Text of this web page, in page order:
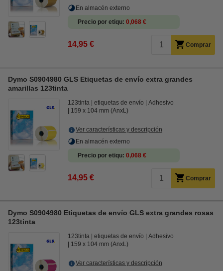
En almacén externo
Precio por etiqu 0,068 €
14,95 € Comprar
Dymo S0904980 GLS Etiquetas de envío extra grandes
amarillas 123tinta
123tinta etiquetas de envío
Adhesivo
159 x 104 mm (AnxL)
Ver características y descripción
En almacén externo
Precio por etiqu 0,068 €
14,95 € Comprar
Dymo S0904980 Etiquetas de envío GLS extra grandes rosas
123tinta
123tinta etiquetas de envío
Adhesivo
159 x 104 mm (AnxL)
Ver características y descripción